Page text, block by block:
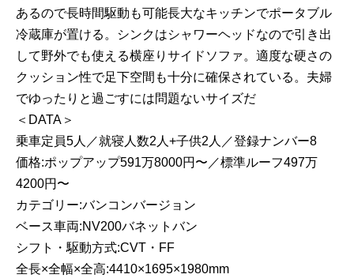
あるので長時間駆動も可能長大なキッチンでポータブル
冷蔵庫が置ける。シンクはシャワーヘッドなので引き出
して野外でも使える横座りサイドソファ。適度な硬さの
クッション性で足下空間も十分に確保されている。夫婦
でゆったりと過ごすには問題ないサイズだ
＜DATA＞
乗車定員5人／就寝人数2人+子供2人／登録ナンバー8
価格:ポップアップ591万8000円〜／標準ルーフ497万
4200円〜
カテゴリー:バンコンバージョン
ベース車両:NV200バネットバン
シフト・駆動方式:CVT・FF
全長×全幅×全高:4410×1695×1980mm